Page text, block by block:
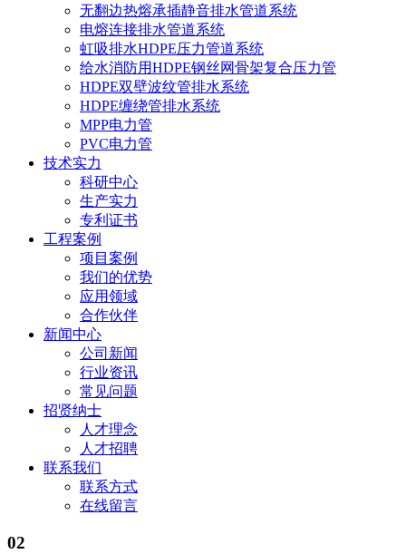
无翻边热熔承插静音排水管道系统
电熔连接排水管道系统
虹吸排水HDPE压力管道系统
给水消防用HDPE钢丝网骨架复合压力管
HDPE双壁波纹管排水系统
HDPE缠绕管排水系统
MPP电力管
PVC电力管
技术实力
科研中心
生产实力
专利证书
工程案例
项目案例
我们的优势
应用领域
合作伙伴
新闻中心
公司新闻
行业资讯
常见问题
招贤纳士
人才理念
人才招聘
联系我们
联系方式
在线留言
02